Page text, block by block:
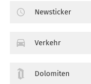
Newsticker
Verkehr
Dolomiten